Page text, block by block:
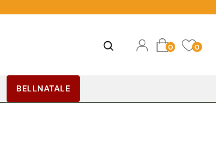
Open
0 0
BELLNATALE